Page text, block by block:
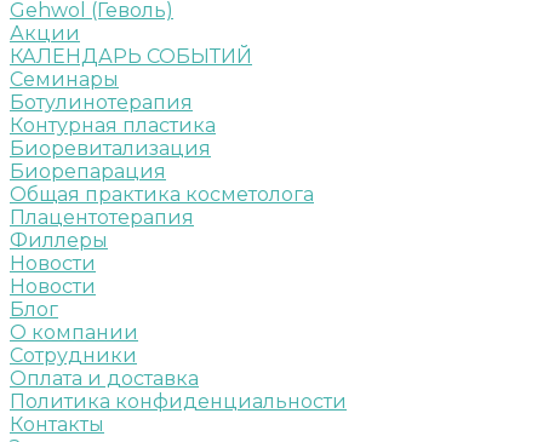
Gehwol (Геволь)
Акции
КАЛЕНДАРЬ СОБЫТИЙ
Семинары
Ботулинотерапия
Контурная пластика
Биоревитализация
Биорепарация
Общая практика косметолога
Плацентотерапия
Филлеры
Новости
Новости
Блог
О компании
Сотрудники
Оплата и доставка
Политика конфиденциальности
Контакты